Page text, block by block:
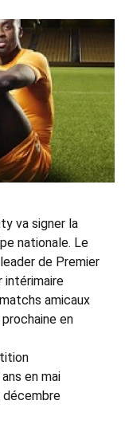
va signer la
nationale. Le
de Premier
intérimaire
amicaux
en
en mai
décembre